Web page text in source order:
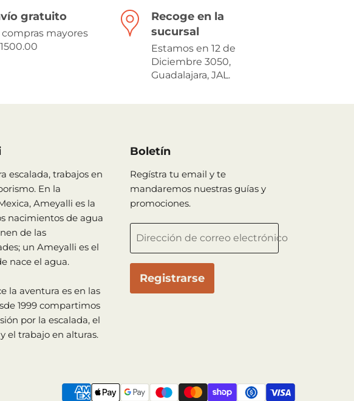
gratuito
compras mayores
Recoge en la
sucursal
Estamos en 12 de
Diciembre 3050,
Guadalajara, JAL.
escalada, trabajos en
En la
Ameyalli es la
nacimientos de agua
de las
un Ameyalli es el
nace el agua.
la aventura es en las
1999 compartimos
por la escalada, el
el trabajo en alturas.
Boletín
Regístra tu email y te
mandaremos nuestras guías y
promociones.
Dirección de correo electrónico
Registrarse